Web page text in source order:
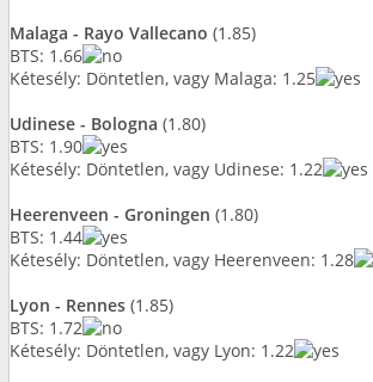
Malaga - Rayo Vallecano (1.85)
BTS: 1.66
Kétesély: Döntetlen, vagy Malaga: 1.25
Udinese - Bologna (1.80)
BTS: 1.90
Kétesély: Döntetlen, vagy Udinese: 1.22
Heerenveen - Groningen (1.80)
BTS: 1.44
Kétesély: Döntetlen, vagy Heerenveen: 1.28
Lyon - Rennes (1.85)
BTS: 1.72
Kétesély: Döntetlen, vagy Lyon: 1.22